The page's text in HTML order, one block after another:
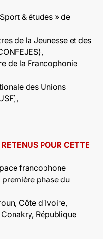
& études » de
de la Jeunesse et des
de la Francophonie
des Unions
POUR CETTE
francophone
phase du
Côte d’Ivoire,
République